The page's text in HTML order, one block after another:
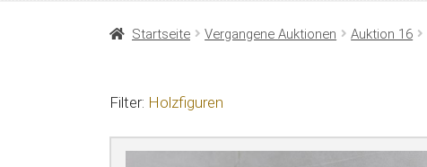
Startseite Vergangene Auktionen Auktion 16
Filter: Holzfiguren